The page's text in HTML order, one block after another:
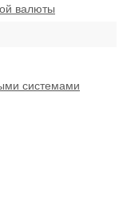
валюты
системами